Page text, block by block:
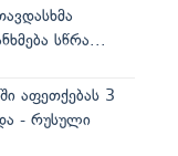
სწრა...
აფეთქებას 3
- რუსული